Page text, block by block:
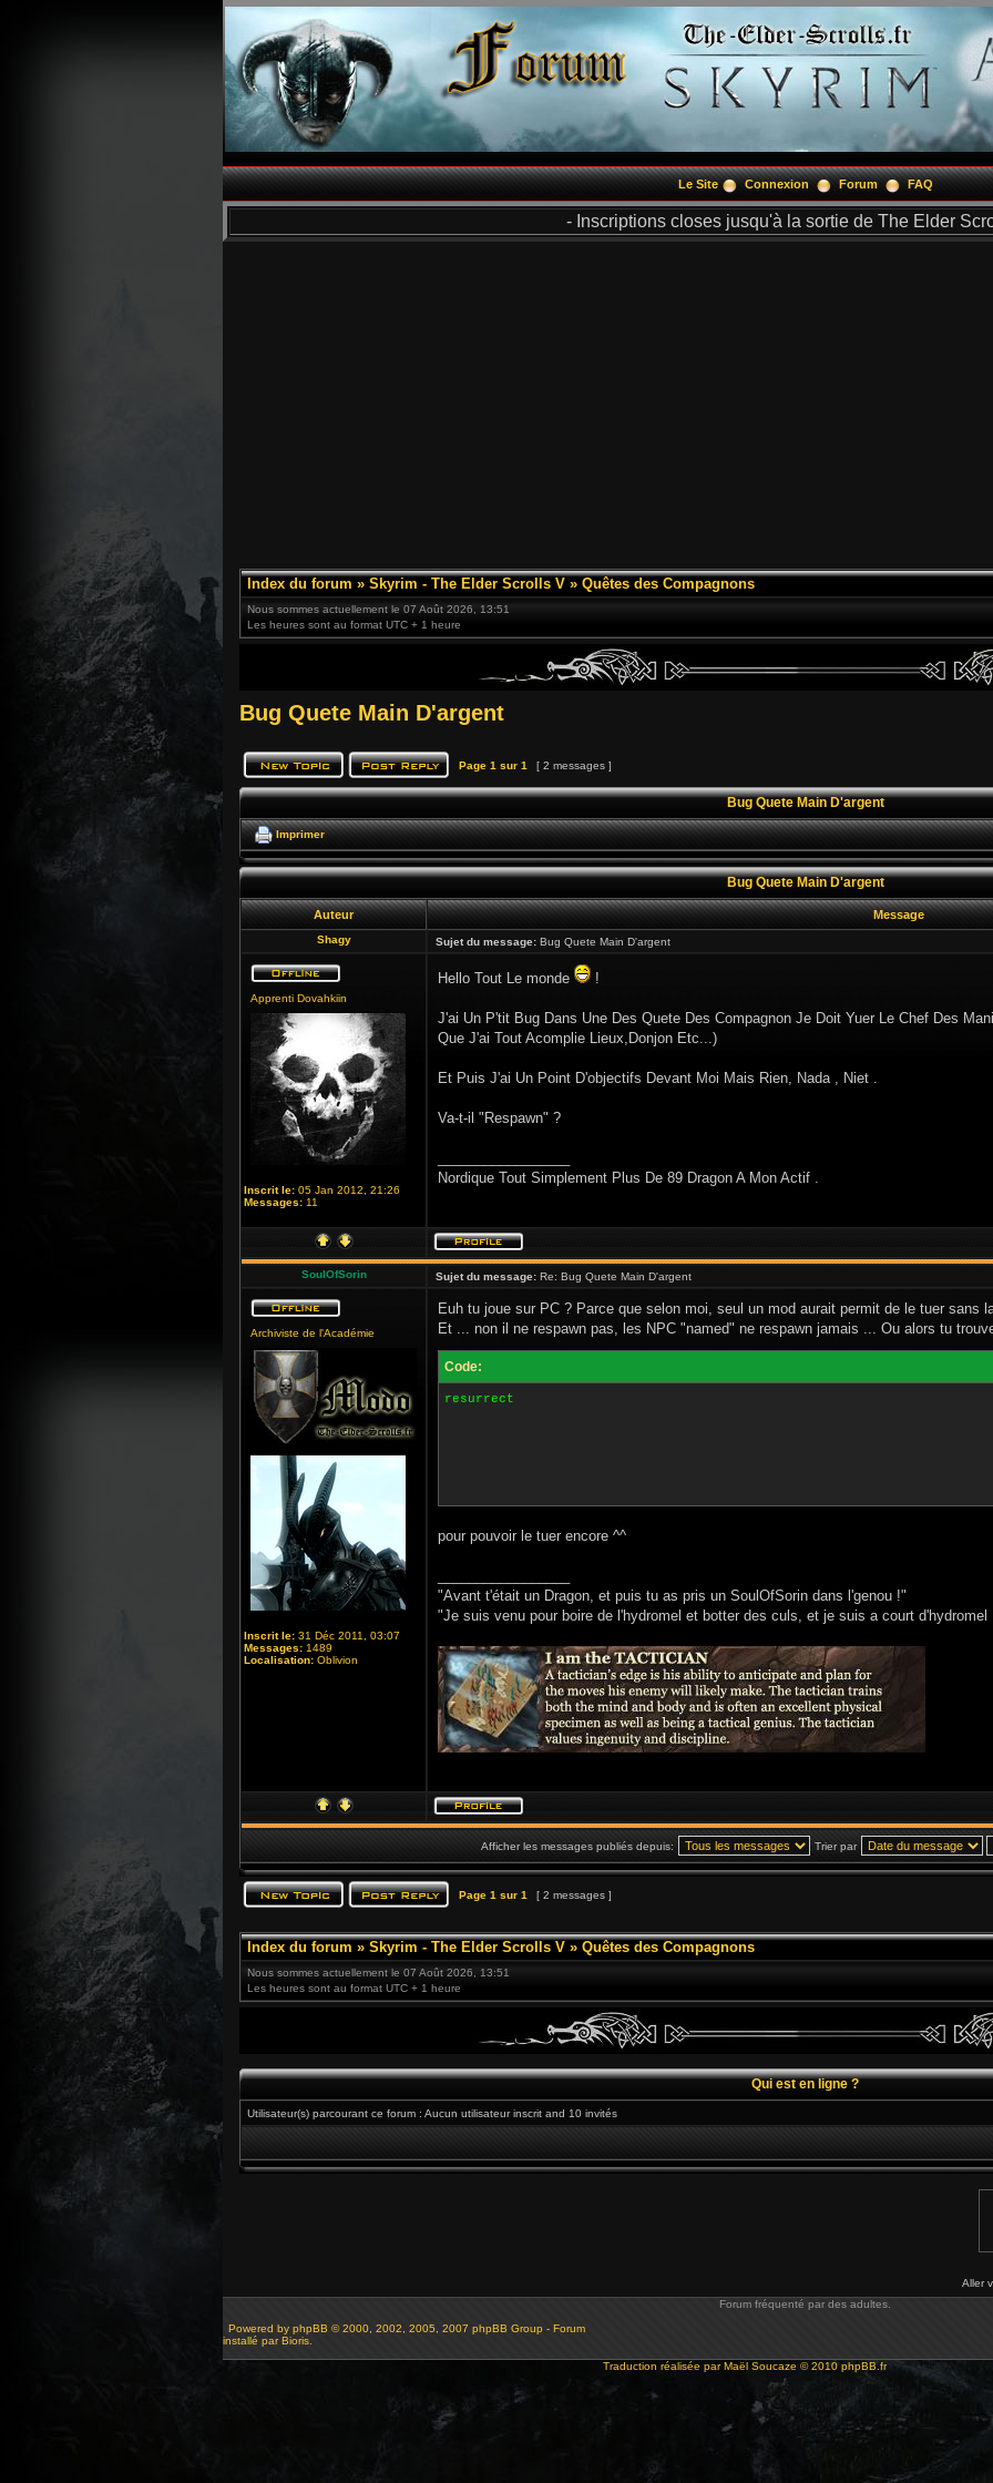
Le Site Connexion Forum FAQ
- Inscriptions closes jusqu'à la sortie de The Elder
Index du forum » Skyrim - The Elder Scrolls V » Quêtes des Compagnons
Nous sommes actuellement le 07 Août 2026, 13:51
Les heures sont au format UTC + 1 heure
Bug Quete Main D'argent
Page 1 sur 1 [ 2 messages ]
Bug Quete Main D'argent
Imprimer
Bug Quete Main D'argent
Auteur Message
Shagy Sujet du message: Bug Quete Main D'argent
Apprenti Dovahkiin
Inscrit le: 05 Jan 2012, 21:26
Messages: 11
Hello Tout Le monde !
J'ai Un P'tit Bug Dans Une Des Quete Des Compagnon Je Doit Yuer Le Chef Des
Que J'ai Tout Acomplie Lieux,Donjon Etc...)
Et Puis J'ai Un Point D'objectifs Devant Moi Mais Rien, Nada , Niet .
Va-t-il "Respawn" ?
Nordique Tout Simplement Plus De 89 Dragon A Mon Actif .
SoulOfSorin Sujet du message: Re: Bug Quete Main D'argent
Archiviste de l'Académie
Inscrit le: 31 Déc 2011, 03:07
Messages: 1489
Localisation: Oblivion
Euh tu joue sur PC ? Parce que selon moi, seul un mod aurait permit de le tuer sans
Et ... non il ne respawn pas, les NPC "named" ne respawn jamais ... Ou alors tu
Code:
resurrect
pour pouvoir le tuer encore ^^
"Avant t'était un Dragon, et puis tu as pris un SoulOfSorin dans l'genou !"
"Je suis venu pour boire de l'hydromel et botter des culs, et je suis a court d'hydromel
Afficher les messages publiés depuis: Trier par
Page 1 sur 1 [ 2 messages ]
Index du forum » Skyrim - The Elder Scrolls V » Quêtes des Compagnons
Nous sommes actuellement le 07 Août 2026, 13:51
Les heures sont au format UTC + 1 heure
Qui est en ligne ?
Utilisateur(s) parcourant ce forum : Aucun utilisateur inscrit and 10 invités
Aller
Forum fréquenté par des adultes.
Powered by phpBB © 2000, 2002, 2005, 2007 phpBB Group - Forum
installé par Bioris.
Traduction réalisée parMaël Soucaze © 2010 phpBB.fr